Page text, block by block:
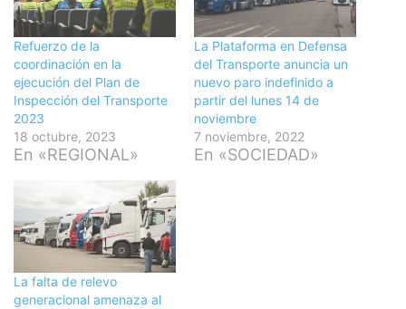
Refuerzo de la
coordinación en la
ejecución del Plan de
Inspección del Transporte
2023
18 octubre, 2023
En «REGIONAL»
La Plataforma en Defensa
del Transporte anuncia un
nuevo paro indefinido a
partir del lunes 14 de
noviembre
7 noviembre, 2022
En «SOCIEDAD»
La falta de relevo
generacional amenaza al